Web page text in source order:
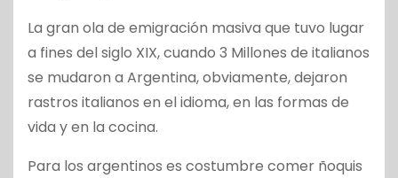
La gran ola de emigración masiva que tuvo lugar
a fines del siglo XIX, cuando 3 Millones de italianos
se mudaron a Argentina, obviamente, dejaron
rastros italianos en el idioma, en las formas de
vida y en la cocina.
Para los argentinos es costumbre comer ñoquis